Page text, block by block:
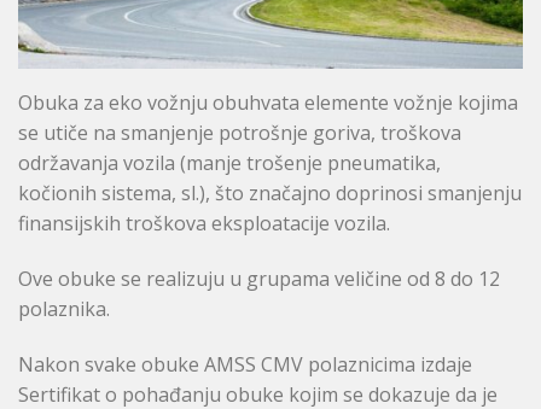
Obuka za eko vožnju obuhvata elemente vožnje kojima
se utiče na smanjenje potrošnje goriva, troškova
održavanja vozila (manje trošenje pneumatika,
kočionih sistema, sl.), što značajno doprinosi smanjenju
finansijskih troškova eksploatacije vozila.
Ove obuke se realizuju u grupama veličine od 8 do 12
polaznika.
Nakon svake obuke AMSS CMV polaznicima izdaje
Sertifikat o pohađanju obuke kojim se dokazuje da je